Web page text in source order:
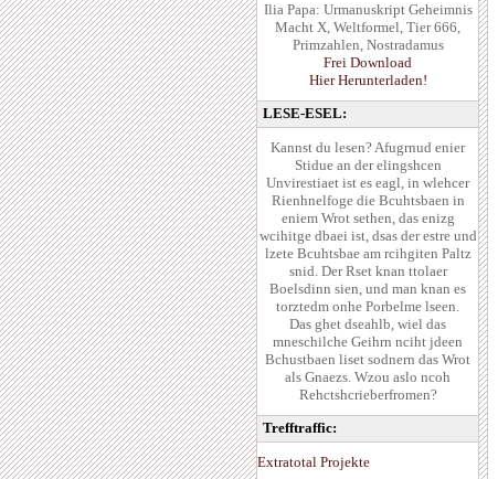
Ilia Papa: Urmanuskript Geheimnis
Macht X, Weltformel, Tier 666,
Primzahlen, Nostradamus
Frei Download
Hier Herunterladen!
LESE-ESEL:
Kannst du lesen? Afugrnud enier
Stidue an der elingshcen
Unvirestiaet ist es eagl, in wlehcer
Rienhnelfoge die Bcuhtsbaen in
eniem Wrot sethen, das enizg
wcihitge dbaei ist, dsas der estre und
lzete Bcuhtsbae am rcihgiten Paltz
snid. Der Rset knan ttolaer
Boelsdinn sien, und man knan es
torztedm onhe Porbelme lseen.
Das ghet dseahlb, wiel das
mneschilche Geihrn nciht jdeen
Bchustbaen liset sodnern das Wrot
als Gnaezs. Wzou aslo ncoh
Rehctshcrieberfromen?
Trefftraffic:
Extratotal Projekte